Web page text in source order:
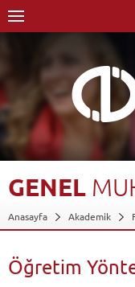
GENEL
Anasayfa Akademik
Öğretim Yöntem ve Teknikleri
Öğretim